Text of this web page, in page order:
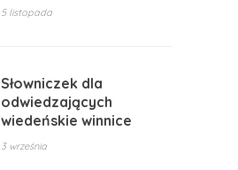
5 listopada
Słowniczek dla
odwiedzających
wiedeńskie winnice
3 września